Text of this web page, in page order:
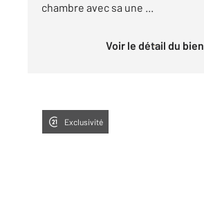
chambre avec sa une ...
Voir le détail du bien
Exclusivité